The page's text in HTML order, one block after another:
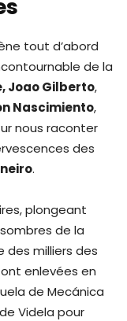
tout d’abord
de la
Joao Gilberto,
Nascimiento,
nous raconter
des
.
plongeant
de la
milliers des
enlevées en
de Mecánica
Videla pour